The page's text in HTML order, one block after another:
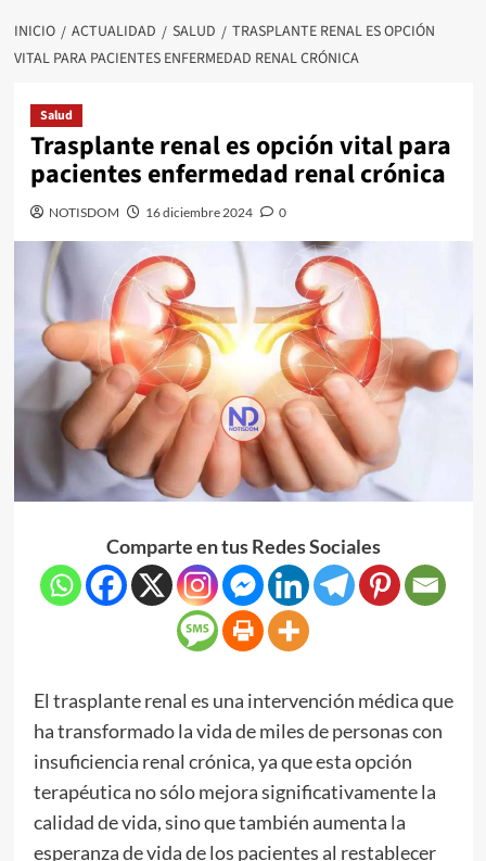
INICIO ACTUALIDAD SALUD
TRASPLANTE RENAL ES OPCIÓN
VITAL PARA PACIENTES ENFERMEDAD RENAL CRÓNICA
Salud
Trasplante renal es opción vital para
pacientes enfermedad renal crónica
NOTISDOM 16 diciembre 2024 0
Comparte en tus Redes Sociales
El trasplante renal es una intervención médica que
ha transformado la vida de miles de personas con
insuficiencia renal crónica, ya que esta opción
terapéutica no sólo mejora significativamente la
calidad de vida, sino que también aumenta la
esperanza de vida de los pacientes al restablecer